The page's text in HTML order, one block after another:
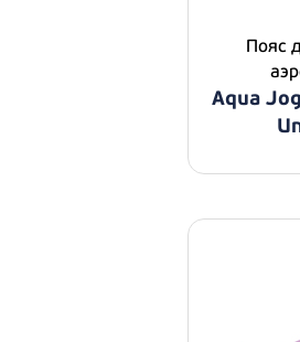
Пояс
Aqua